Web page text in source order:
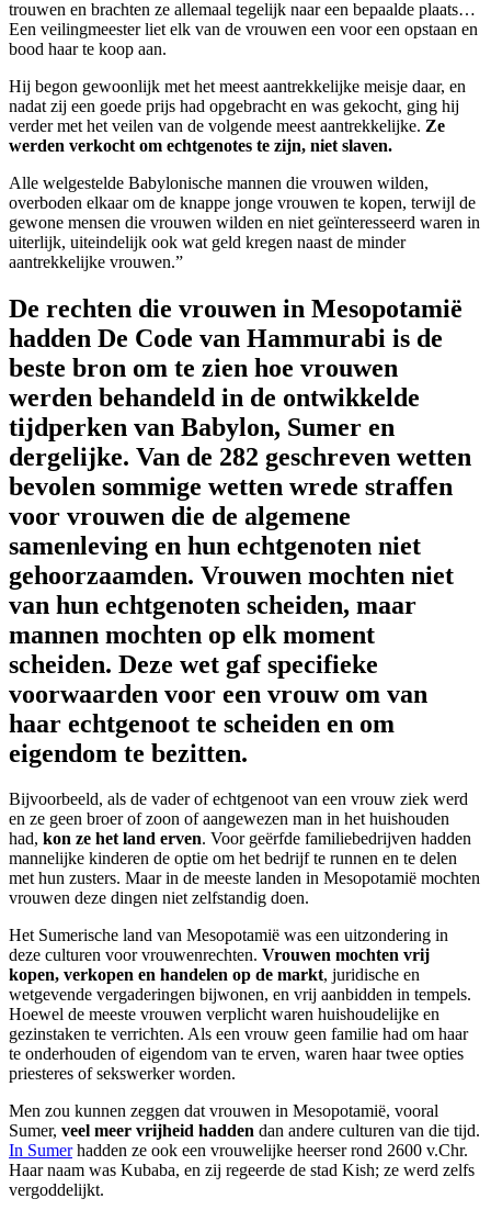
trouwen en brachten ze allemaal tegelijk naar een bepaalde plaats…
Een veilingmeester liet elk van de vrouwen een voor een opstaan en
bood haar te koop aan.
Hij begon gewoonlijk met het meest aantrekkelijke meisje daar, en
nadat zij een goede prijs had opgebracht en was gekocht, ging hij
verder met het veilen van de volgende meest aantrekkelijke. Ze
werden verkocht om echtgenotes te zijn, niet slaven.
Alle welgestelde Babylonische mannen die vrouwen wilden,
overboden elkaar om de knappe jonge vrouwen te kopen, terwijl de
gewone mensen die vrouwen wilden en niet geïnteresseerd waren in
uiterlijk, uiteindelijk ook wat geld kregen naast de minder
aantrekkelijke vrouwen.”
De rechten die vrouwen in Mesopotamië
hadden De Code van Hammurabi is de
beste bron om te zien hoe vrouwen
werden behandeld in de ontwikkelde
tijdperken van Babylon, Sumer en
dergelijke. Van de 282 geschreven wetten
bevolen sommige wetten wrede straffen
voor vrouwen die de algemene
samenleving en hun echtgenoten niet
gehoorzaamden. Vrouwen mochten niet
van hun echtgenoten scheiden, maar
mannen mochten op elk moment
scheiden. Deze wet gaf specifieke
voorwaarden voor een vrouw om van
haar echtgenoot te scheiden en om
eigendom te bezitten.
Bijvoorbeeld, als de vader of echtgenoot van een vrouw ziek werd
en ze geen broer of zoon of aangewezen man in het huishouden
had, kon ze het land erven. Voor geërfde familiebedrijven hadden
mannelijke kinderen de optie om het bedrijf te runnen en te delen
met hun zusters. Maar in de meeste landen in Mesopotamië mochten
vrouwen deze dingen niet zelfstandig doen.
Het Sumerische land van Mesopotamië was een uitzondering in
deze culturen voor vrouwenrechten. Vrouwen mochten vrij
kopen, verkopen en handelen op de markt, juridische en
wetgevende vergaderingen bijwonen, en vrij aanbidden in tempels.
Hoewel de meeste vrouwen verplicht waren huishoudelijke en
gezinstaken te verrichten. Als een vrouw geen familie had om haar
te onderhouden of eigendom van te erven, waren haar twee opties
priesteres of sekswerker worden.
Men zou kunnen zeggen dat vrouwen in Mesopotamië, vooral
Sumer, veel meer vrijheid hadden dan andere culturen van die tijd.
In Sumerhadden ze ook een vrouwelijke heerser rond 2600 v.Chr.
Haar naam was Kubaba, en zij regeerde de stad Kish; ze werd zelfs
vergoddelijkt.